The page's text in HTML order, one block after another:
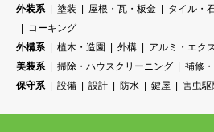
外装系
塗装 屋根・瓦・板金 タイル・
コーキング
外構系
植木・造園 外構 アルミ・エク
美装系
掃除・ハウスクリーニング
補修
保守系
設備 設計 防水 鍵屋 害虫駆